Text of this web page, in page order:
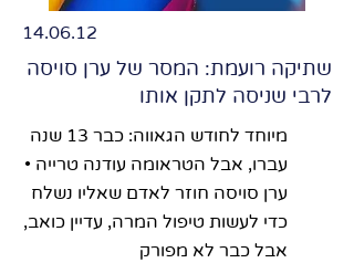
14.06.12
שתיקה רועמת: המסר של ערן סויסה
לרבי שניסה לתקן אותו
מיוחד לחודש הגאווה: כבר 13 שנה
עברו, אבל הטראומה עודנה טרייה •
ערן סויסה חוזר לאדם שאליו נשלח
כדי לעשות טיפול המרה, עדיין כואב,
אבל כבר לא מפורק